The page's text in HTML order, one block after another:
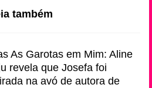
também
As Garotas em Mim: Aline
revela que Josefa foi
na avó de autora de